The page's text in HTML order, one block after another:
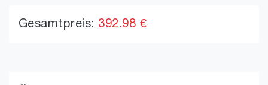
Gesamtpreis: 392.98 €